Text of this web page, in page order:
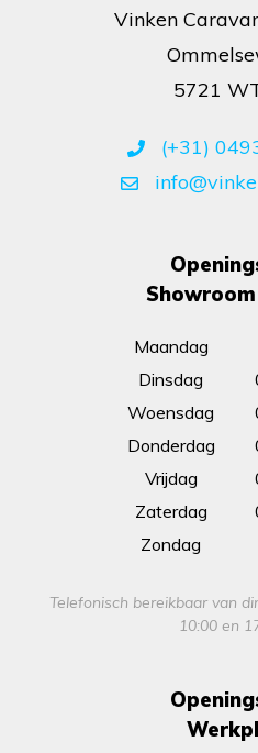
Vinken
5721
(+31)
Maandag
Dinsdag
Woensdag
Donderdag
Vrijdag
Zaterdag
Zondag
Telefonisch bereikbaar van
10:00 en